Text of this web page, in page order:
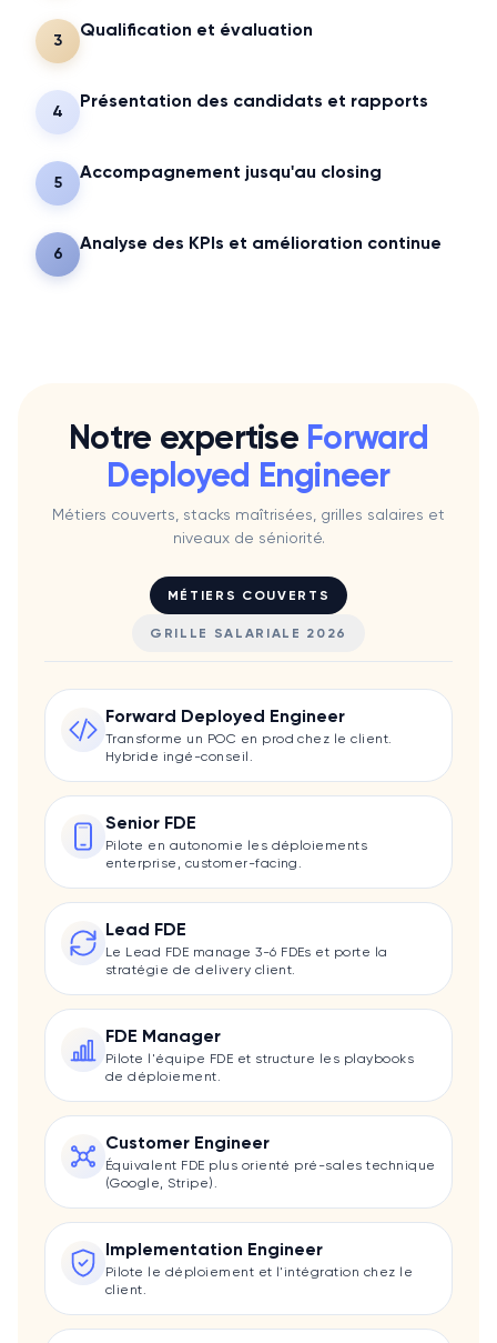
3
Qualification et évaluation
4
Présentation des candidats et rapports
5
Accompagnement jusqu'au closing
6
Analyse des KPIs et amélioration continue
Notre expertise Forward
Deployed Engineer
Métiers couverts, stacks maîtrisées, grilles salaires et
niveaux de séniorité.
MÉTIERS COUVERTS
GRILLE SALARIALE 2026
Forward Deployed Engineer
Transforme un POC en prod chez le client.
Hybride ingé-conseil.
Senior FDE
Pilote en autonomie les déploiements
enterprise, customer-facing.
Lead FDE
Le Lead FDE manage 3-6 FDEs et porte la
stratégie de delivery client.
FDE Manager
Pilote l'équipe FDE et structure les playbooks
de déploiement.
Customer Engineer
Équivalent FDE plus orienté pré-sales technique
(Google, Stripe).
Implementation Engineer
Pilote le déploiement et l'intégration chez le
client.